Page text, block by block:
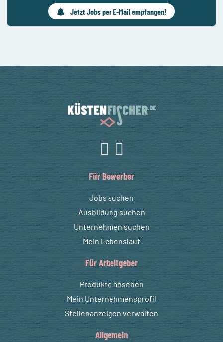
Jetzt Jobs per E-Mail empfangen!
Für Bewerber
Jobs suchen
Ausbildung suchen
Unternehmen suchen
Mein Lebenslauf
Für Arbeitgeber
Produkte ansehen
Mein Unternehmensprofil
Stellenanzeigen verwalten
Allgemein